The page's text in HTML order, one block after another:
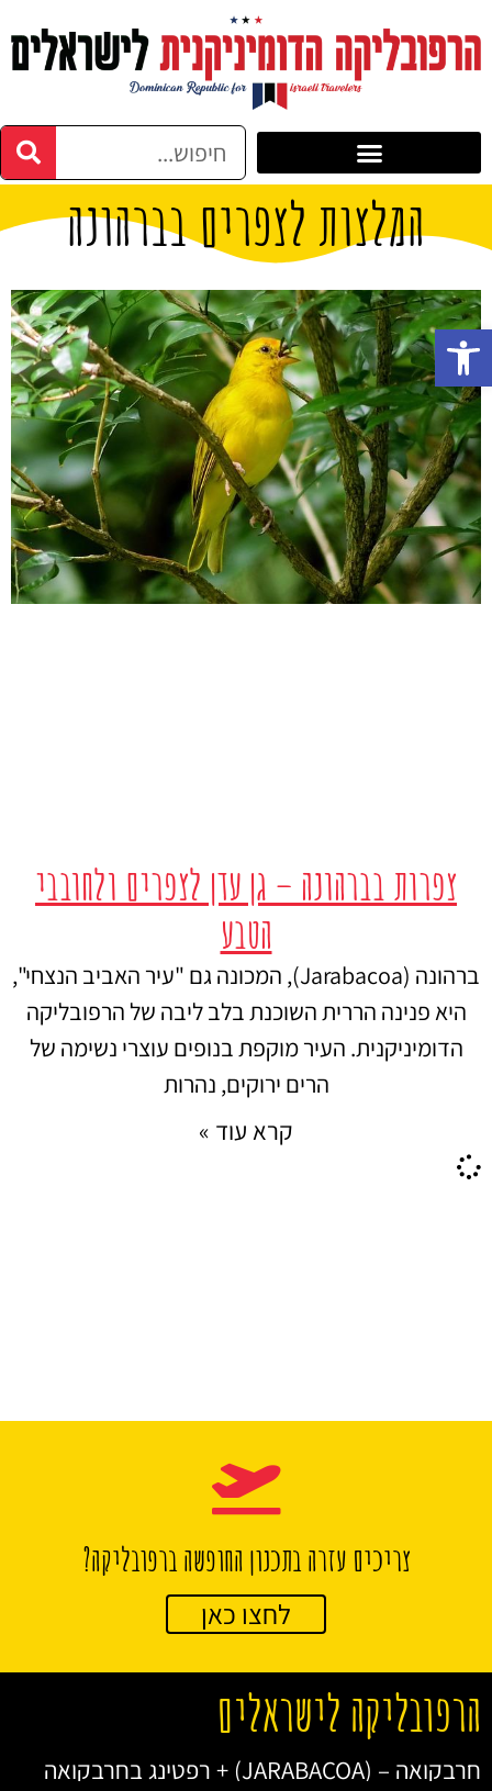
המלצות לצפרים בברהונה
צפרות בברהונה – גן עדן לצפרים ולחובבי
הטבע
ברהונה (Jarabacoa), המכונה גם "עיר האביב הנצחי",
היא פנינה הררית השוכנת בלב ליבה של הרפובליקה
הדומיניקנית. העיר מוקפת בנופים עוצרי נשימה של
הרים ירוקים, נהרות
קרא עוד »
צריכים עזרה בתכנון החופשה ברפובליקה?
לחצו כאן
הרפובליקה לישראלים
חרבקואה – (JARABACOA) + רפטינג בחרבקואה
פתח סרגל נגישות